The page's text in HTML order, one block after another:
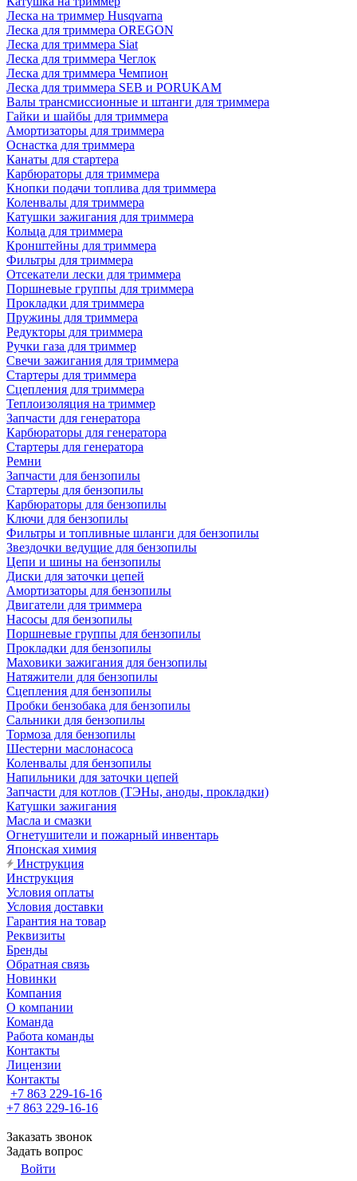
Леска на триммер Husqvarna
Леска для триммера OREGON
Леска для триммера Siat
Леска для триммера Чеглок
Леска для триммера Чемпион
Леска для триммера SEB и PORUKAM
Валы трансмиссионные и штанги для триммера
Гайки и шайбы для триммера
Амортизаторы для триммера
Оснастка для триммера
Канаты для стартера
Карбюраторы для триммера
Кнопки подачи топлива для триммера
Коленвалы для триммера
Катушки зажигания для триммера
Кольца для триммера
Кронштейны для триммера
Фильтры для триммера
Отсекатели лески для триммера
Поршневые группы для триммера
Прокладки для триммера
Пружины для триммера
Редукторы для триммера
Ручки газа для триммер
Свечи зажигания для триммера
Стартеры для триммера
Сцепления для триммера
Теплоизоляция на триммер
Запчасти для генератора
Карбюраторы для генератора
Стартеры для генератора
Ремни
Запчасти для бензопилы
Стартеры для бензопилы
Карбюраторы для бензопилы
Ключи для бензопилы
Фильтры и топливные шланги для бензопилы
Звездочки ведущие для бензопилы
Цепи и шины на бензопилы
Диски для заточки цепей
Амортизаторы для бензопилы
Двигатели для триммера
Насосы для бензопилы
Поршневые группы для бензопилы
Прокладки для бензопилы
Маховики зажигания для бензопилы
Натяжители для бензопилы
Сцепления для бензопилы
Пробки бензобака для бензопилы
Сальники для бензопилы
Тормоза для бензопилы
Шестерни маслонасоса
Коленвалы для бензопилы
Напильники для заточки цепей
Запчасти для котлов (ТЭНы, аноды, прокладки)
Катушки зажигания
Масла и смазки
Огнетушители и пожарный инвентарь
Японская химия
Инструкция
Инструкция
Условия оплаты
Условия доставки
Гарантия на товар
Реквизиты
Бренды
Обратная связь
Новинки
Компания
О компании
Команда
Работа команды
Контакты
Лицензии
Контакты
+7 863 229-16-16
+7 863 229-16-16
Заказать звонок
Задать вопрос
Войти